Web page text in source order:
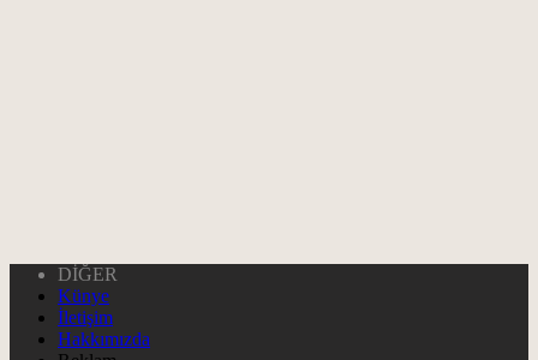
DİĞER
Künye
İletişim
Hakkımızda